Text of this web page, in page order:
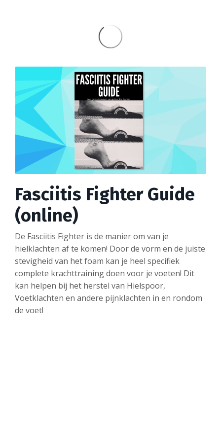
Fasciitis Fighter Guide
(online)
De Fasciitis Fighter is de manier om van je
hielklachten af te komen! Door de vorm en de juiste
stevigheid van het foam kan je heel specifiek
complete krachttraining doen voor je voeten! Dit
kan helpen bij het herstel van Hielspoor,
Voetklachten en andere pijnklachten in en rondom
de voet!